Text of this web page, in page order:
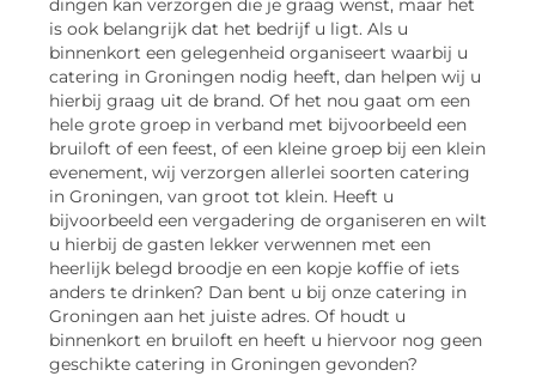
dingen kan verzorgen die je graag wenst, maar het
is ook belangrijk dat het bedrijf u ligt. Als u
binnenkort een gelegenheid organiseert waarbij u
catering in Groningen nodig heeft, dan helpen wij u
hierbij graag uit de brand. Of het nou gaat om een
hele grote groep in verband met bijvoorbeeld een
bruiloft of een feest, of een kleine groep bij een klein
evenement, wij verzorgen allerlei soorten catering
in Groningen, van groot tot klein. Heeft u
bijvoorbeeld een vergadering de organiseren en wilt
u hierbij de gasten lekker verwennen met een
heerlijk belegd broodje en een kopje koffie of iets
anders te drinken? Dan bent u bij onze catering in
Groningen aan het juiste adres. Of houdt u
binnenkort en bruiloft en heeft u hiervoor nog geen
geschikte catering in Groningen gevonden?